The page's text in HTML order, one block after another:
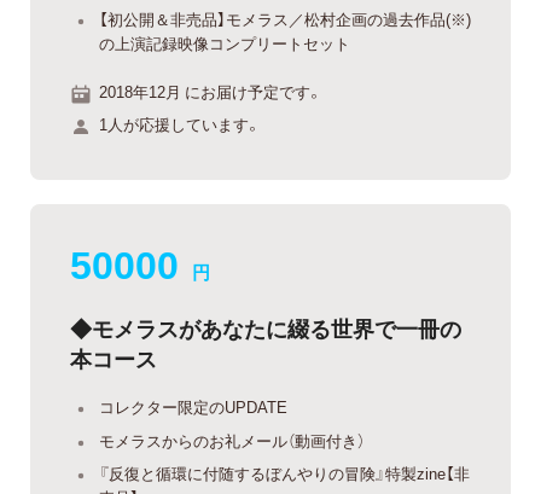
【初公開＆非売品】モメラス／松村企画の過去作品(※)
の上演記録映像コンプリートセット
2018年12月 にお届け予定です。
1人が応援しています。
50000 円
◆モメラスがあなたに綴る世界で一冊の
本コース
コレクター限定のUPDATE
モメラスからのお礼メール（動画付き）
『反復と循環に付随するぼんやりの冒険』特製zine【非